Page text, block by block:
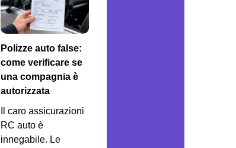
Polizze auto false:
come verificare se
una compagnia è
autorizzata
Il caro assicurazioni
RC auto è
innegabile. Le